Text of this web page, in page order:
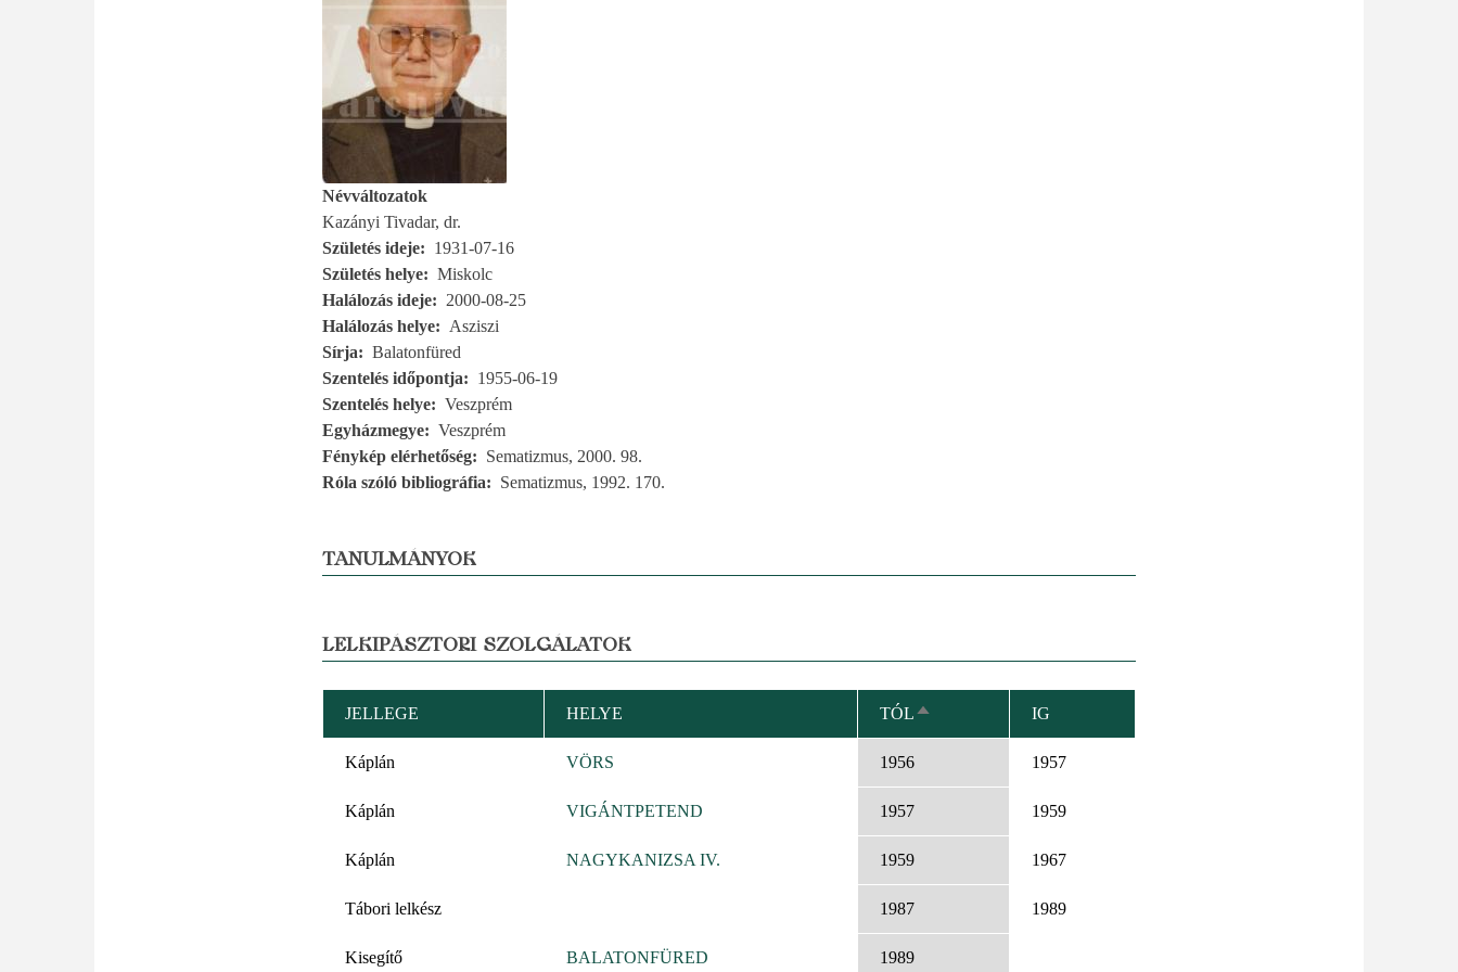
Névváltozatok
Kazányi Tivadar, dr.
Születés ideje
1931-07-16
Születés helye
Miskolc
Halálozás ideje
2000-08-25
Halálozás helye
Asziszi
Sírja
Balatonfüred
Szentelés időpontja
1955-06-19
Szentelés helye
Veszprém
Egyházmegye
Veszprém
Fénykép elérhetőség
Sematizmus, 2000. 98.
Róla szóló bibliográfia
Sematizmus, 1992. 170.
TANULMÁNYOK
LELKIPÁSZTORI SZOLGÁLATOK
JELLEGE HELYE TÓLCSÖKKENŐ
RENDEZÉS
IG
Káplán VÖRS 1956 1957
Káplán VIGÁNTPETEND 1957 1959
Káplán NAGYKANIZSA IV. 1959 1967
Tábori lelkész 1987 1989
Kisegítő BALATONFÜRED 1989